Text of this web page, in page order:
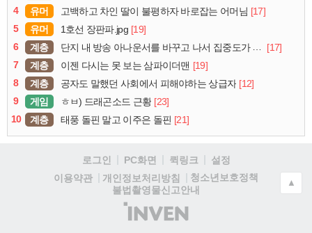
4
유머 고백하고 차인 딸이 불평하자 바로잡는 어머님 [17]
5
유머 1호선 장판파.jpg [19]
6
계층 단지 내 방송 아나운서를 바꾸고 나서 집중도가 확 올라갔다는 한 아파트의 안내방송
[17]
7
계층 이젠 다시는 못 보는 삼파이더맨 [19]
8
계층 공자도 말했던 사회에서 피해야하는 상급자 [12]
9
게임 ㅎㅂ) 드래곤소드 근황 [23]
10
계층 태풍 돌핀 말고 이주은 돌핀 [21]
로그인 PC화면 퀵링크
설정
이용약관
개인정보처리방침
청소년보호정책
불법촬영물신고안내
(주)
인
▲